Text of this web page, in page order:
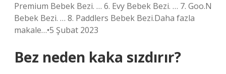
Premium Bebek Bezi. … 6. Evy Bebek Bezi. … 7. Goo.N
Bebek Bezi. … 8. Paddlers Bebek Bezi.Daha fazla
makale…•5 Şubat 2023
Bez neden kaka sızdırır?